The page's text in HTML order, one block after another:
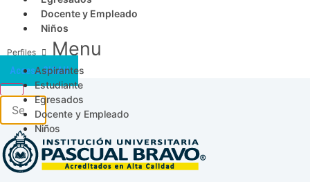
Docente y Empleado
Niños
Menu
Aspirantes
Estudiante
Egresados
Docente y Empleado
Niños
Acceso SICAU